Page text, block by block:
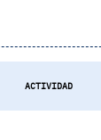
ACTIVIDAD